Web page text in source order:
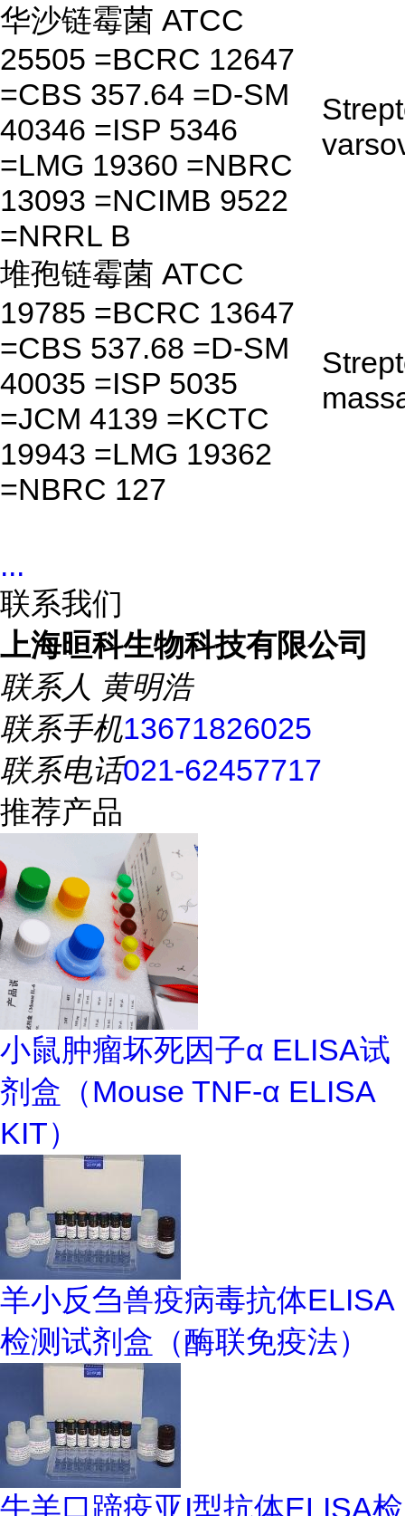
华沙链霉菌 ATCC
25505 =BCRC 12647
=CBS 357.64 =D-SM
40346 =ISP 5346
=LMG 19360 =NBRC
13093 =NCIMB 9522
=NRRL B
堆孢链霉菌 ATCC
19785 =BCRC 13647
=CBS 537.68 =D-SM
40035 =ISP 5035
=JCM 4139 =KCTC
19943 =LMG 19362
=NBRC 127
...
联系我们
上海晅科生物科技有限公司
联系人 黄明浩
联系手机13671826025
联系电话021-62457717
推荐产品
小鼠肿瘤坏死因子α ELISA试
剂盒（Mouse TNF-α ELISA
KIT）
羊小反刍兽疫病毒抗体ELISA
检测试剂盒（酶联免疫法）
牛羊口蹄疫亚I型抗体ELISA检